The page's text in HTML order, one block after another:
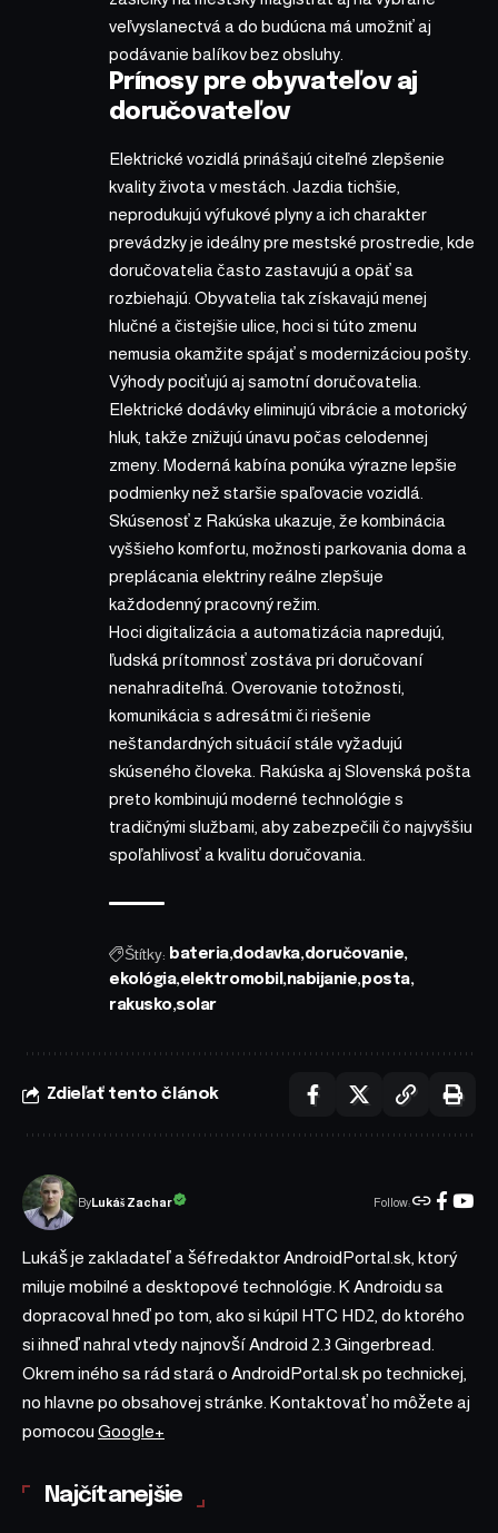
veľvyslanectvá a do budúcna má umožniť aj
podávanie balíkov bez obsluhy.
Prínosy pre obyvateľov aj
doručovateľov
Elektrické vozidlá prinášajú citeľné zlepšenie
kvality života v mestách. Jazdia tichšie,
neprodukujú výfukové plyny a ich charakter
prevádzky je ideálny pre mestské prostredie, kde
doručovatelia často zastavujú a opäť sa
rozbiehajú. Obyvatelia tak získavajú menej
hlučné a čistejšie ulice, hoci si túto zmenu
nemusia okamžite spájať s modernizáciou pošty.
Výhody pociťujú aj samotní doručovatelia.
Elektrické dodávky eliminujú vibrácie a motorický
hluk, takže znižujú únavu počas celodennej
zmeny. Moderná kabína ponúka výrazne lepšie
podmienky než staršie spaľovacie vozidlá.
Skúsenosť z Rakúska ukazuje, že kombinácia
vyššieho komfortu, možnosti parkovania doma a
preplácania elektriny reálne zlepšuje
každodenný pracovný režim.
Hoci digitalizácia a automatizácia napredujú,
ľudská prítomnosť zostáva pri doručovaní
nenahraditeľná. Overovanie totožnosti,
komunikácia s adresátmi či riešenie
neštandardných situácií stále vyžadujú
skúseného človeka. Rakúska aj Slovenská pošta
preto kombinujú moderné technológie s
tradičnými službami, aby zabezpečili čo najvyššiu
spoľahlivosť a kvalitu doručovania.
Štítky: bateria dodavka doručovanie
ekológia elektromobil nabijanie posta
rakusko solar
Zdieľať tento článok
ByLukáš Zachar Follow:
Lukáš je zakladateľ a šéfredaktor AndroidPortal.sk, ktorý
miluje mobilné a desktopové technológie. K Androidu sa
dopracoval hneď po tom, ako si kúpil HTC HD2, do ktorého
si ihneď nahral vtedy najnovší Android 2.3 Gingerbread.
Okrem iného sa rád stará o AndroidPortal.sk po technickej,
no hlavne po obsahovej stránke. Kontaktovať ho môžete aj
pomocou Google+
Najčítanejšie